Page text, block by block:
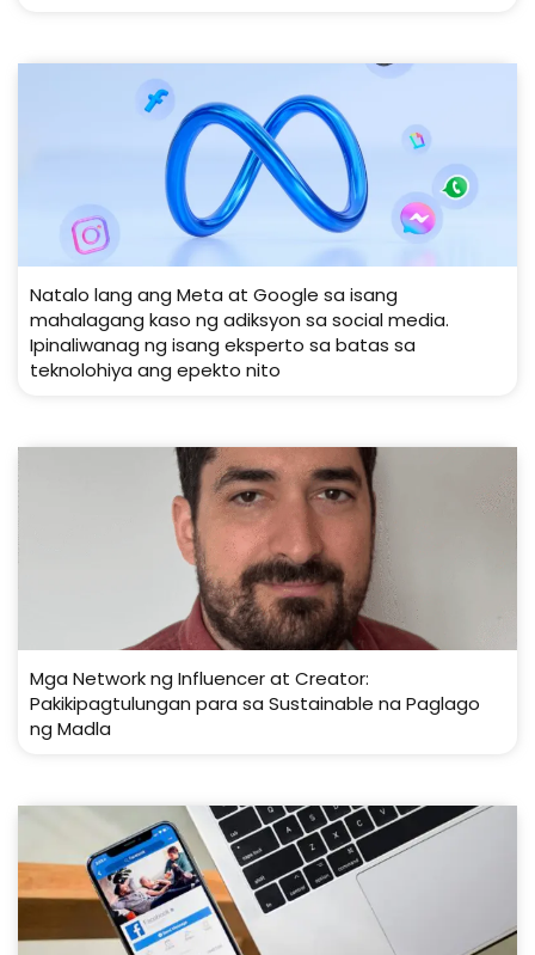
Natalo lang ang Meta at Google sa isang
mahalagang kaso ng adiksyon sa social media.
Ipinaliwanag ng isang eksperto sa batas sa
teknolohiya ang epekto nito
Mga Network ng Influencer at Creator:
Pakikipagtulungan para sa Sustainable na Paglago
ng Madla